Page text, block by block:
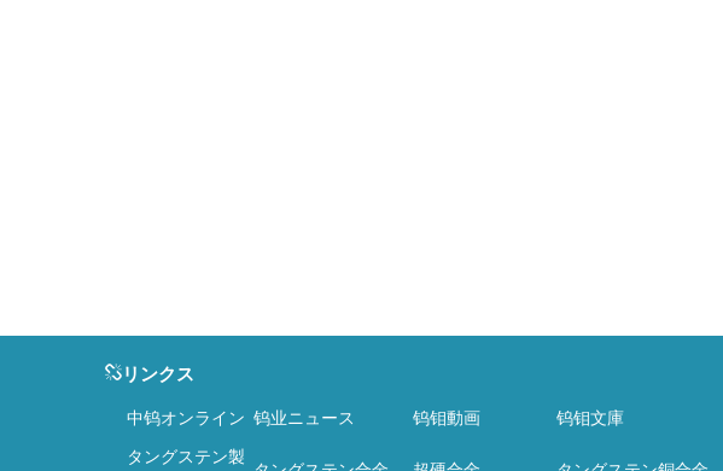
リンクス
中钨オンライン 钨业ニュース 钨钼動画 钨钼文庫
タングステン製